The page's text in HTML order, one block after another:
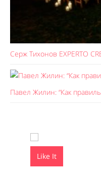
Серж Тихонов EXPERTO
Павел Жилин: “Как
Like It